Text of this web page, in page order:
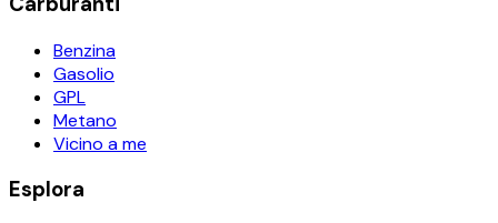
Benzina
Gasolio
GPL
Metano
Vicino a me
Esplora